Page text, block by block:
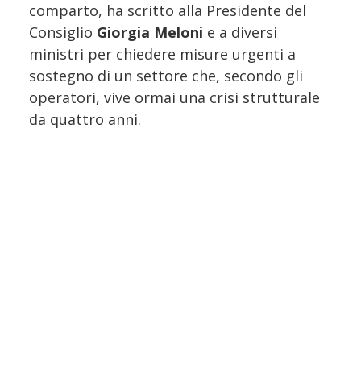
comparto, ha scritto alla Presidente del
Consiglio Giorgia Meloni e a diversi
ministri per chiedere misure urgenti a
sostegno di un settore che, secondo gli
operatori, vive ormai una crisi strutturale
da quattro anni.